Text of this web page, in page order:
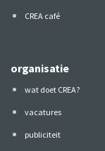
CREA café
organisatie
wat doet CREA?
vacatures
publiciteit